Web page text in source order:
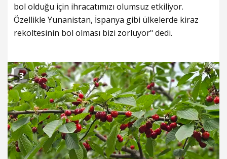
bol olduğu için ihracatımızı olumsuz etkiliyor.
Özellikle Yunanistan, İspanya gibi ülkelerde kiraz
rekoltesinin bol olması bizi zorluyor" dedi.
3